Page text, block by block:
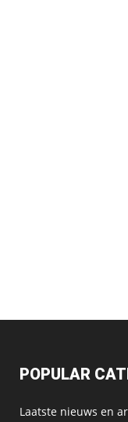
POPULAR
Laatste nieuws en